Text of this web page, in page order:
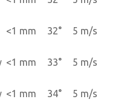
<1 mm 32° 5 m/s
<1 mm 33° 5 m/s
<1 mm 34° 5 m/s